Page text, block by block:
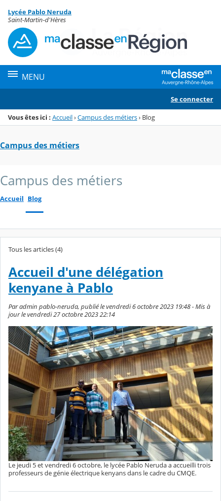
Menu de la rubrique
Contenu
Lycée Pablo Neruda
Saint-Martin-d'Hères
MENU
Se connecter
Vous êtes ici : Accueil›Campus des métiers› Blog
Campus des métiers
Campus des métiers
Accueil Blog
Tous les articles (4)
Accueil d'une délégation
kenyane à Pablo
Par admin pablo-neruda, publié le vendredi 6 octobre 2023 19:48 - Mis à
jour le vendredi 27 octobre 2023 22:14
Le jeudi 5 et vendredi 6 octobre, le lycée Pablo Neruda a accueilli trois
professeurs de génie électrique kenyans dans le cadre du CMQE.